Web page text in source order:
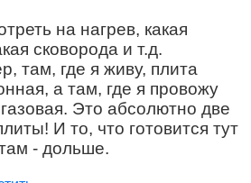
на нагрев, какая
сковорода и т.д.
там, где я живу, плита
а там, где я провожу
газовая. Это абсолютно две
И то, что готовится тут
- дольше.